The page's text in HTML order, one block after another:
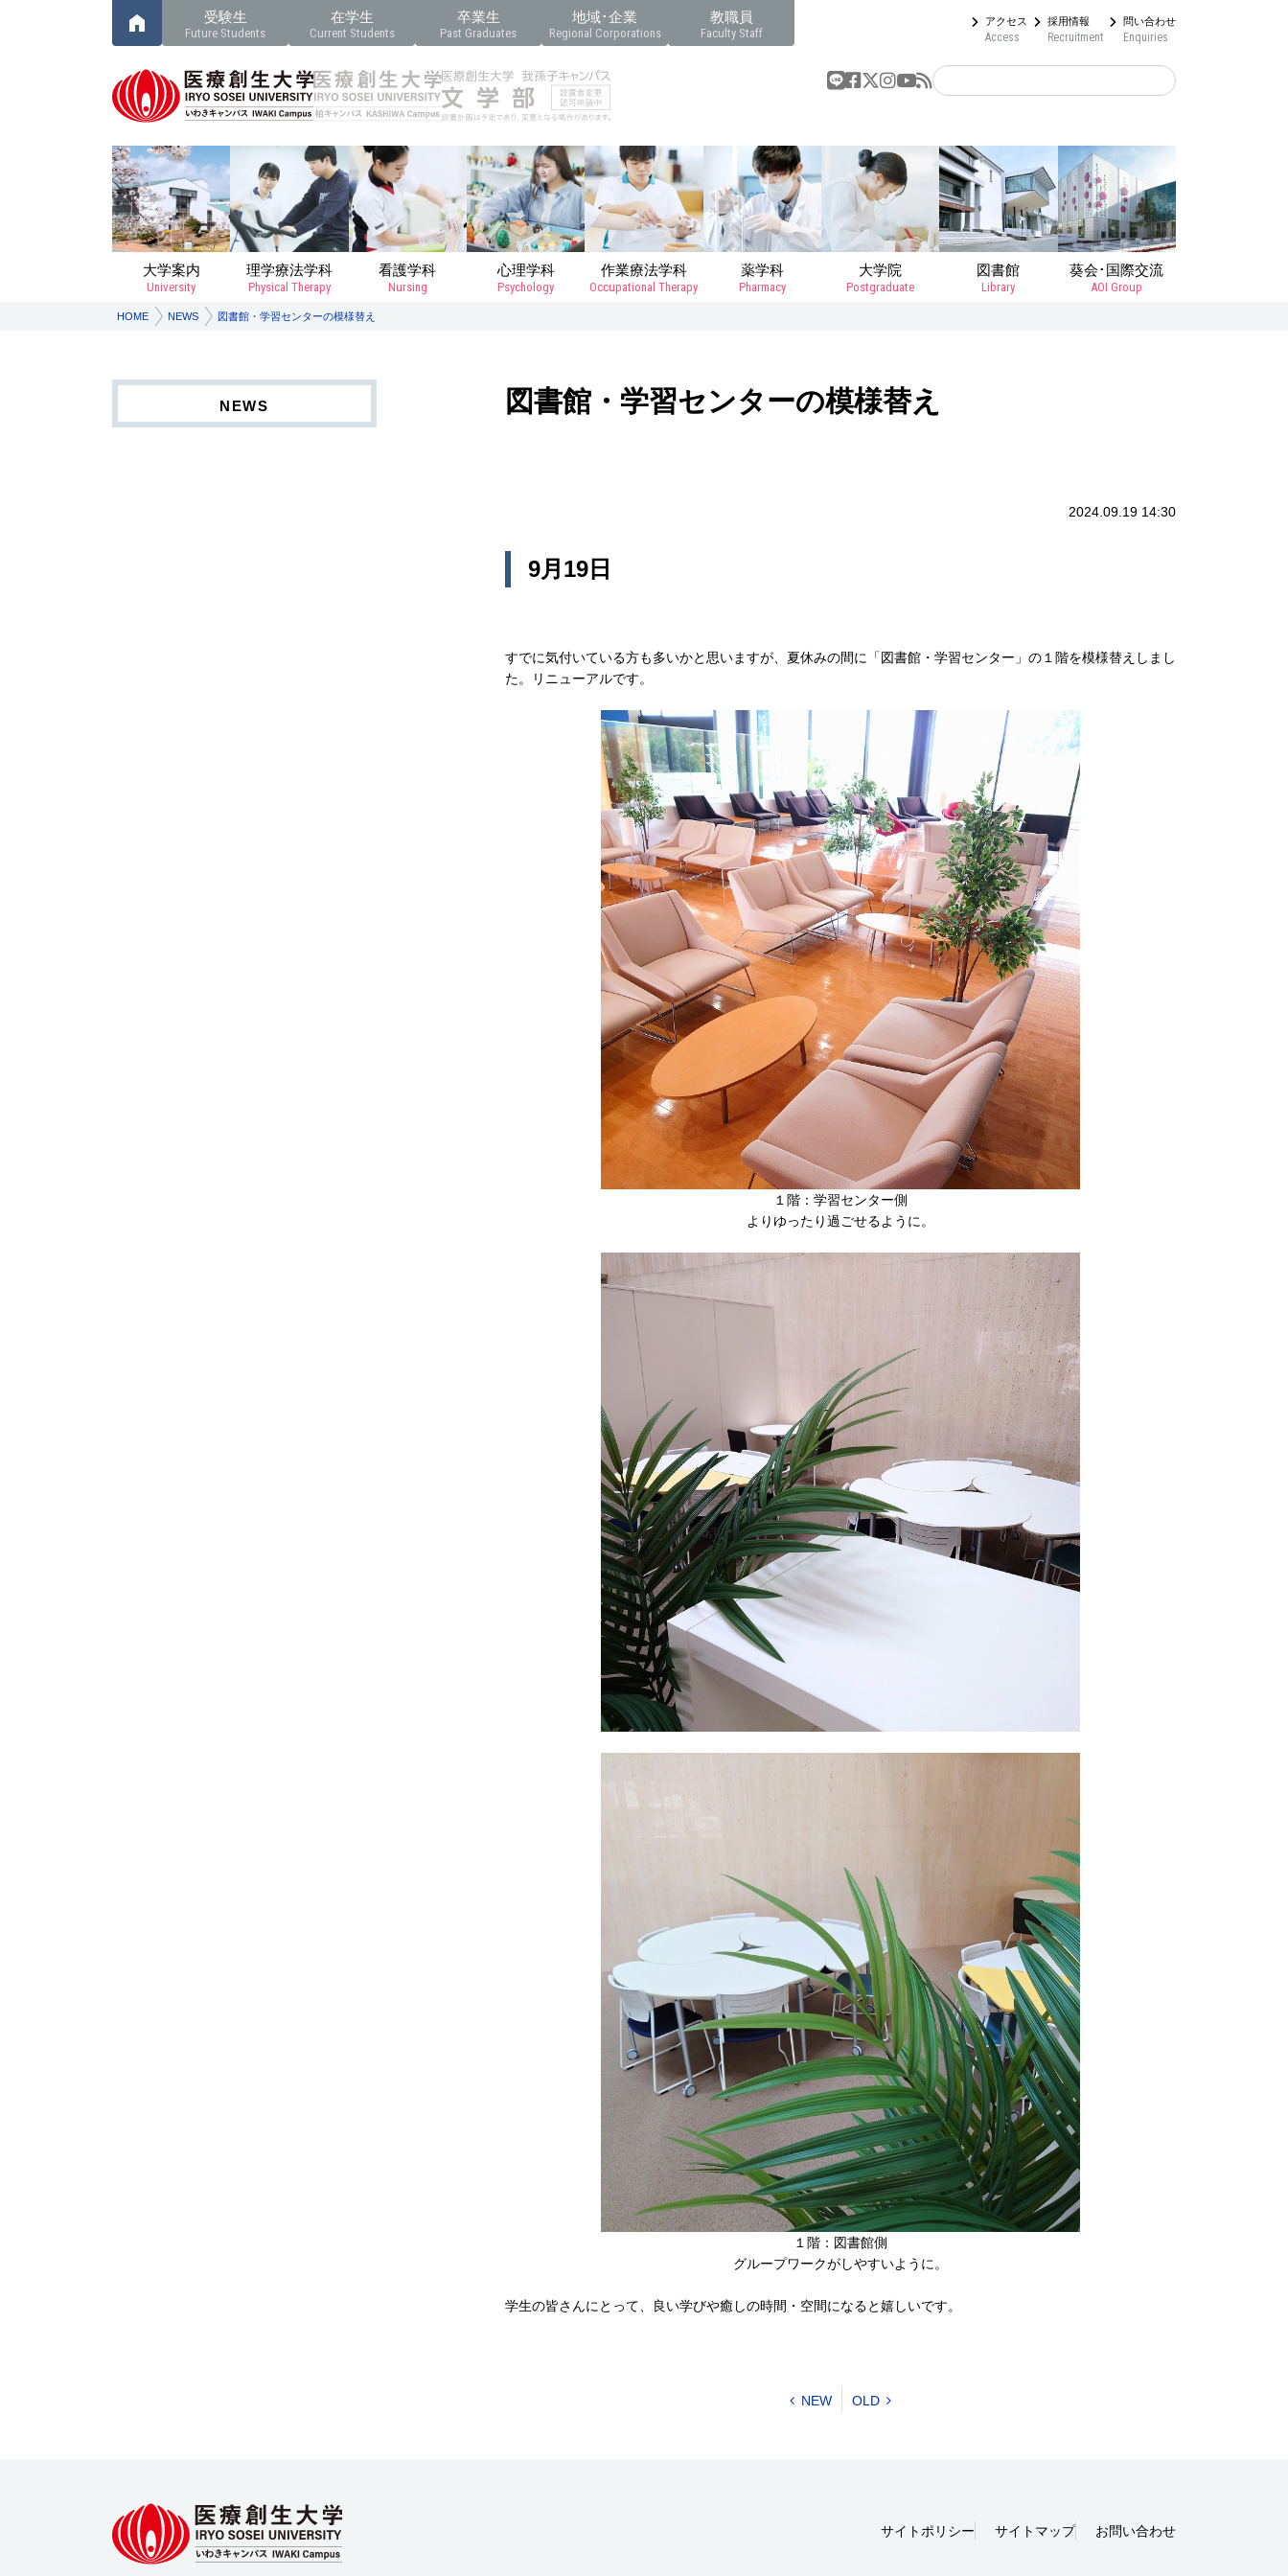
受験生
Future Students
在学生
Current Students
卒業生
Past Graduates
地域･企業
Regional Corporations
教職員
Faculty Staff
アクセス
Access
採用情報
Recruitment
問い合わせ
Enquiries
大学案内
University
理学療法学科
Physical Therapy
看護学科
Nursing
心理学科
Psychology
作業療法学科
Occupational Therapy
薬学科
Pharmacy
大学院
Postgraduate
図書館
Library
葵会･国際交流
AOI Group
HOME NEWS 図書館・学習センターの模様替え
図書館・学習センターの模様替え
2024.09.19 14:30
9月19日
すでに気付いている方も多いかと思いますが、夏休みの間に「図書館・学習センター」の１階を模様替えしまし
た。リニューアルです。
１階：学習センター側
よりゆったり過ごせるように。
１階：図書館側​​
グループワークがしやすいように。
学生の皆さんにとって、 良い学びや癒しの時間・空間になると嬉しいです。
NEW OLD
NEWS
サイトポリシー サイトマップ お問い合わせ